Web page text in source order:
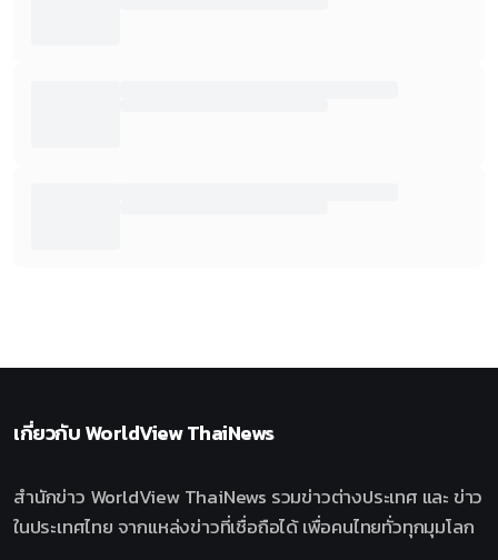
เกี่ยวกับWorldView ThaiNews
สำนักข่าว WorldView ThaiNews รวมข่าวต่างประเทศ และ ข่าว
ในประเทศไทย จากแหล่งข่าวที่เชื่อถือได้ เพื่อคนไทยทั่วทุกมุมโลก